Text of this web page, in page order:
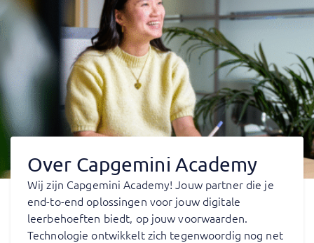
Over Capgemini Academy
Wij zijn Capgemini Academy! Jouw partner die je
end-to-end oplossingen voor jouw digitale
leerbehoeften biedt, op jouw voorwaarden.
Technologie ontwikkelt zich tegenwoordig nog net